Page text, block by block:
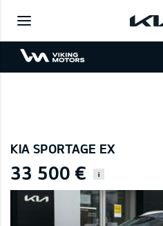
KIA SPORTAGE EX
33 500 € i